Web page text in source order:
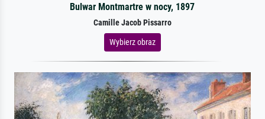
Bulwar Montmartre w nocy, 1897
Camille Jacob Pissarro
Wybierz obraz